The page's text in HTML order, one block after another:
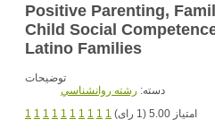
Positive Parenting,
Child Social
Latino Families
توضیحات
دسته: رشته روانشناسي
1 1 1 1 1 1 1 1 1 1
امتیاز 5.00 (1 رای)